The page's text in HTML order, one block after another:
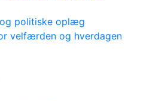
politiske oplæg
velfærden og hverdagen